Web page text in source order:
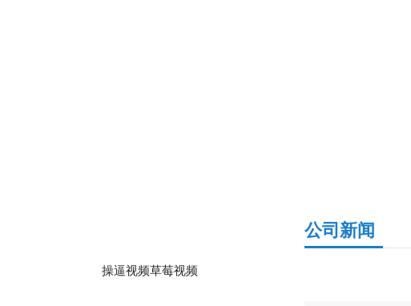
操逼视频草莓视频
公司新闻